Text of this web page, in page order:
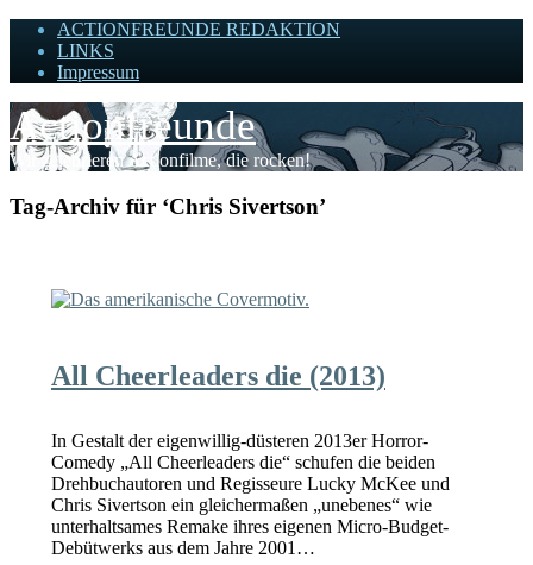
ACTIONFREUNDE REDAKTION
LINKS
Impressum
Actionfreunde
Wir zelebrieren Actionfilme, die rocken!
Tag-Archiv für ‘Chris Sivertson’
All Cheerleaders die (2013)
In Gestalt der eigenwillig-düsteren 2013er Horror-
Comedy „All Cheerleaders die“ schufen die beiden
Drehbuchautoren und Regisseure Lucky McKee und
Chris Sivertson ein gleichermaßen „unebenes“ wie
unterhaltsames Remake ihres eigenen Micro-Budget-
Debütwerks aus dem Jahre 2001…